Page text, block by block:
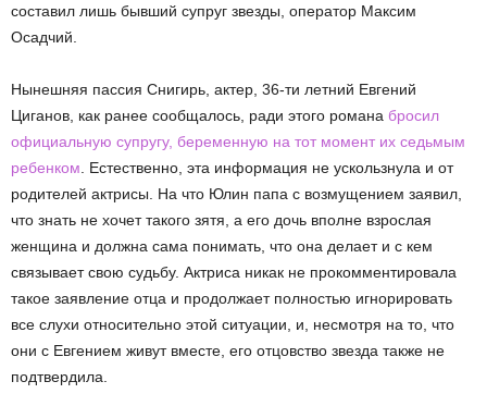
составил лишь бывший супруг звезды, оператор Максим
Осадчий.
Нынешняя пассия Снигирь, актер, 36-ти летний Евгений
Циганов, как ранее сообщалось, ради этого романа бросил
официальную супругу, беременную на тот момент их седьмым
ребенком . Естественно, эта информация не ускользнула и от
родителей актрисы. На что Юлин папа с возмущением заявил,
что знать не хочет такого зятя, а его дочь вполне взрослая
женщина и должна сама понимать, что она делает и с кем
связывает свою судьбу. Актриса никак не прокомментировала
такое заявление отца и продолжает полностью игнорировать
все слухи относительно этой ситуации, и, несмотря на то, что
они с Евгением живут вместе, его отцовство звезда также не
подтвердила.